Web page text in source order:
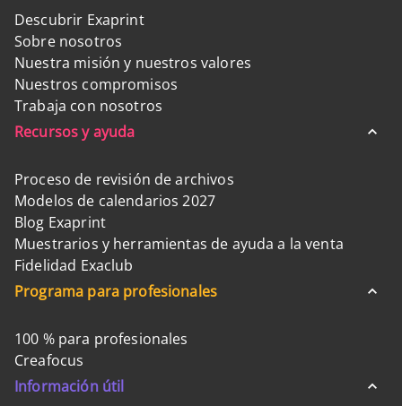
Descubrir Exaprint
Sobre nosotros
Nuestra misión y nuestros valores
Nuestros compromisos
Trabaja con nosotros
Recursos y ayuda
Proceso de revisión de archivos
Modelos de calendarios 2027
Blog Exaprint
Muestrarios y herramientas de ayuda a la venta
Fidelidad Exaclub
Programa para profesionales
100 % para profesionales
Creafocus
Información útil